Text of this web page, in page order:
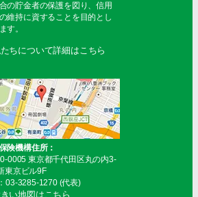
の貯金者の保護を図り、信用
維持に資することを目的とし
す。
ちについて詳細はこちら
険機構住所：
0005 東京都千代田区丸の内3-
東京ビル9F
03-3285-1270 (代表)
い地図はこちら